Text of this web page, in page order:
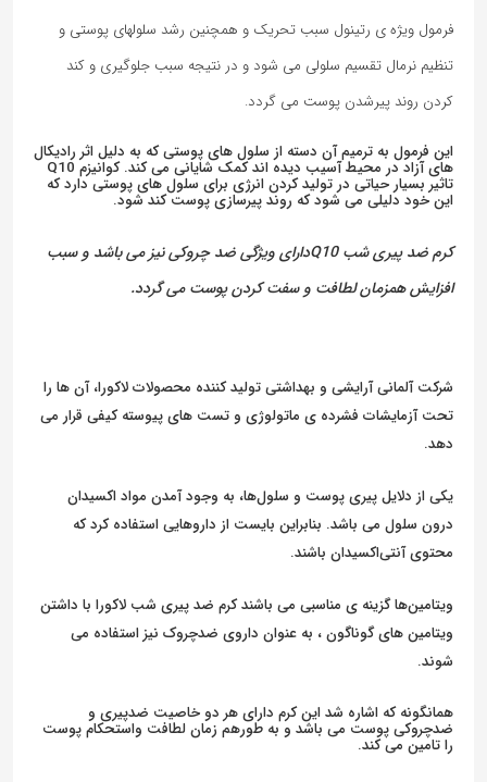
فرمول ویژه ی رتینول سبب تحریک و همچنین رشد سلولهای پوستی و
تنظیم نرمال تقسیم سلولی می شود و در نتیجه سبب جلوگیری و کند
کردن روند پیرشدن پوست می گردد.
این فرمول به ترمیم آن دسته از سلول های پوستی که به دلیل اثر رادیکال
های آزاد در محیط آسیب دیده اند کمک شایانی می کند. کوانیزم Q10
تاثیر بسیار حیاتی در تولید کردن انرژی برای سلول های پوستی دارد که
این خود دلیلی می شود که روند پیرسازی پوست کند شود.
کرم ضد پیری شب Q10دارای ویژگی ضد چروکی نیز می باشد و سبب
افزایش همزمان لطافت و سفت کردن پوست می گردد.
شرکت آلمانی آرایشی و بهداشتی تولید کننده محصولات لاکورا، آن ها را
تحت آزمایشات فشرده ی ماتولوژی و تست های پیوسته کیفی قرار می
دهد.
یکی از دلایل پیری پوست و سلول‌ها، به وجود آمدن مواد اکسیدان
درون سلول می باشد. بنابراین بایست از داروهایی استفاده کرد که
محتوی آنتی‌اکسیدان باشند.
ویتامین‌ها گزینه ی مناسبی می باشند کرم ضد پیری شب لاکورا با داشتن
ویتامین های گوناگون ، به عنوان داروی ضدچروک نیز استفاده می
شوند.
همانگونه که اشاره شد این کرم دارای هر دو خاصیت ضدپیری و
ضدچروکی پوست می باشد و به طورهم زمان لطافت واستحکام پوست
را تامین می کند.